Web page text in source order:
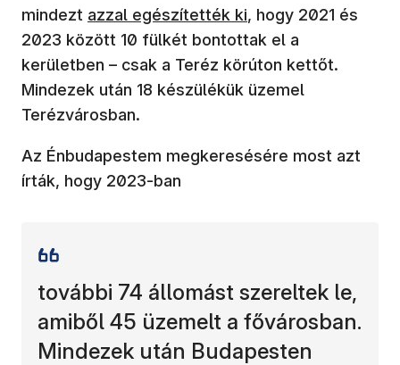
mindezt (új ablakban nyílik meg)
azzal egészítették ki, hogy 2021 és
2023 között 10 fülkét bontottak el a
kerületben – csak a Teréz körúton kettőt.
Mindezek után 18 készülékük üzemel
Terézvárosban.
Az Énbudapestem megkeresésére most azt
írták, hogy 2023-ban
további 74 állomást szereltek le,
amiből 45 üzemelt a fővárosban.
Mindezek után Budapesten